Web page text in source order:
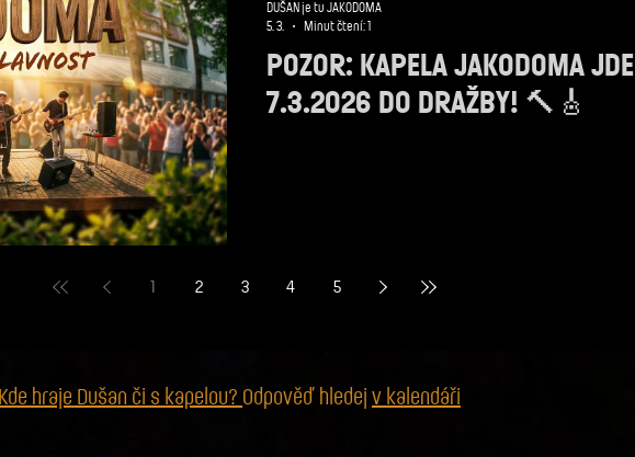
POZOR: KAPELA JAKODOMA JDE
7.3.2026 DO DRAŽBY! 🔨🎸
DUŠAN je tu JAKODOMA
5. 3.
Minut čtení: 1
1 2 3 4 5
Kde hraje Dušan či s kapelou? Odpověď hledej v kalendáři